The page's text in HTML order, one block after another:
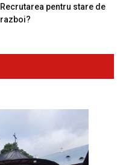
Recrutarea pentru stare de
razboi?